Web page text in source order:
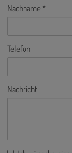
Nachname
Telefon
Nachricht